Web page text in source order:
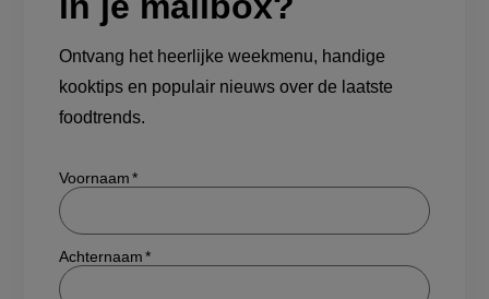
Ontvang het heerlijke weekmenu, handige
kooktips en populair nieuws over de laatste
foodtrends.
Show/hide
Voornaam
Achternaam